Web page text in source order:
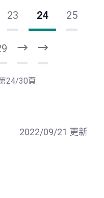
23 24 25
一
頁
後
24/30頁
2022/09/21 更新